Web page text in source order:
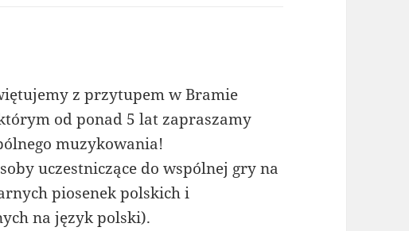
z przytupem w Bramie
od ponad 5 lat zapraszamy
muzykowania!
uczestniczące do wspólnej gry na
piosenek polskich i
na język polski).